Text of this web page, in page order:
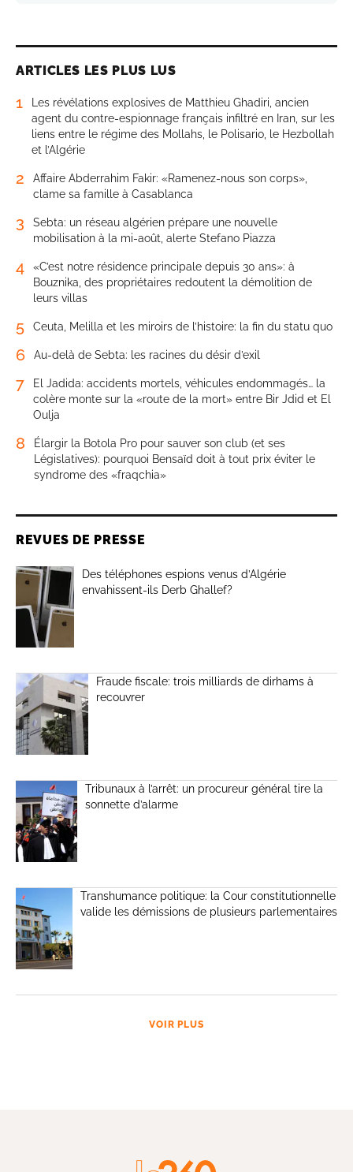
ARTICLES LES PLUS LUS
1
Les révélations explosives de Matthieu Ghadiri, ancien
agent du contre-espionnage français infiltré en Iran, sur les
liens entre le régime des Mollahs, le Polisario, le Hezbollah
et l’Algérie
2
Affaire Abderrahim Fakir: «Ramenez-nous son corps»,
clame sa famille à Casablanca
3
Sebta: un réseau algérien prépare une nouvelle
mobilisation à la mi-août, alerte Stefano Piazza
4
«C’est notre résidence principale depuis 30 ans»: à
Bouznika, des propriétaires redoutent la démolition de
leurs villas
5 Ceuta, Melilla et les miroirs de l’histoire: la fin du statu quo
6 Au-delà de Sebta: les racines du désir d’exil
7
El Jadida: accidents mortels, véhicules endommagés… la
colère monte sur la «route de la mort» entre Bir Jdid et El
Oulja
8
Élargir la Botola Pro pour sauver son club (et ses
Législatives): pourquoi Bensaïd doit à tout prix éviter le
syndrome des «fraqchia»
REVUES DE PRESSE
Des téléphones espions venus d’Algérie
envahissent-ils Derb Ghallef?
Fraude fiscale: trois milliards de dirhams à
recouvrer
Tribunaux à l’arrêt: un procureur général tire la
sonnette d’alarme
Transhumance politique: la Cour constitutionnelle
valide les démissions de plusieurs parlementaires
VOIR PLUS